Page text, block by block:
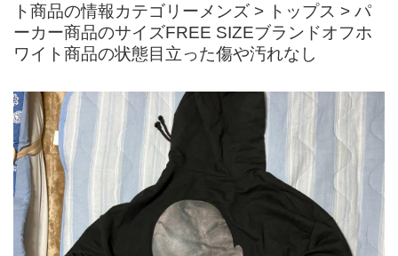
ト商品の情報カテゴリーメンズ > トップス > パ
ーカー商品のサイズFREE SIZEブランドオフホ
ワイト商品の状態目立った傷や汚れなし